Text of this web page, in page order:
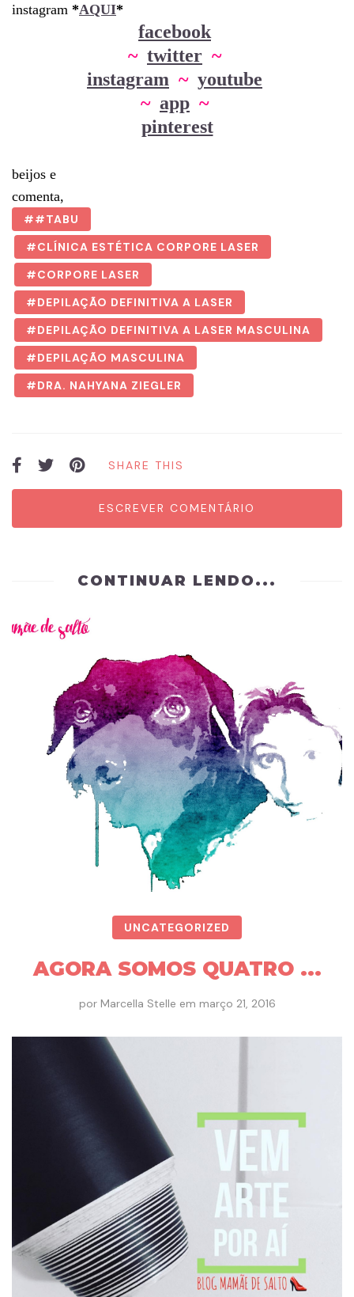
instagram *AQUI*
facebook
~ twitter ~
instagram ~ youtube
~ app ~
pinterest
beijos e
comenta,
#TABU
CLÍNICA ESTÉTICA CORPORE LASER
CORPORE LASER
DEPILAÇÃO DEFINITIVA A LASER
DEPILAÇÃO DEFINITIVA A LASER MASCULINA
DEPILAÇÃO MASCULINA
DRA. NAHYANA ZIEGLER
SHARE THIS
ESCREVER COMENTÁRIO
CONTINUAR LENDO...
UNCATEGORIZED
AGORA SOMOS QUATRO ...
por Marcella Stelle em março 21, 2016